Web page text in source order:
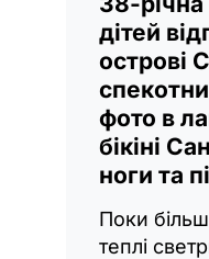
дітей
острові
фото в
бікіні
ноги та
Поки
теплі